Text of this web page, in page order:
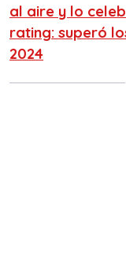
al aire y lo
rating: superó
2024